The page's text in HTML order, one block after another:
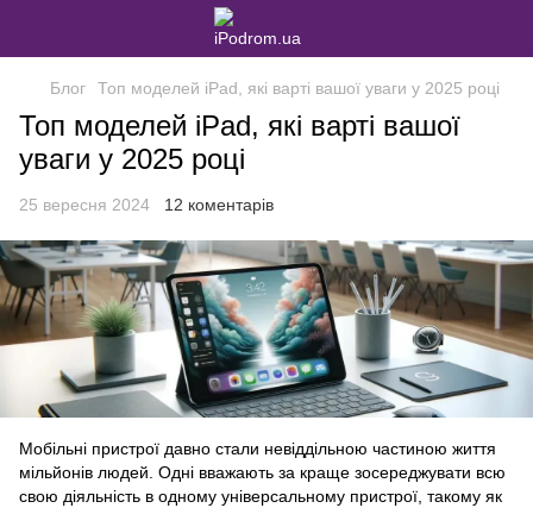
Блог Топ моделей iPad, які варті вашої уваги у 2025 році
Топ моделей iPad, які варті вашої
уваги у 2025 році
25 вересня 2024 12 коментарів
Мобільні пристрої давно стали невіддільною частиною життя
мільйонів людей. Одні вважають за краще зосереджувати всю
свою діяльність в одному універсальному пристрої, такому як